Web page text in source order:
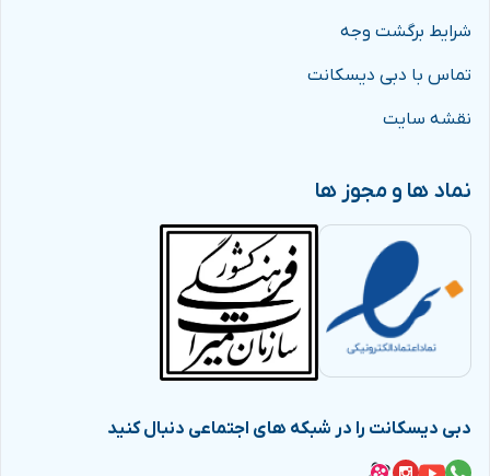
شرایط برگشت وجه
تماس با دبی دیسکانت
نقشه سایت
نماد ها و مجوز ها
دبی دیسکانت را در شبکه های اجتماعی دنبال کنید